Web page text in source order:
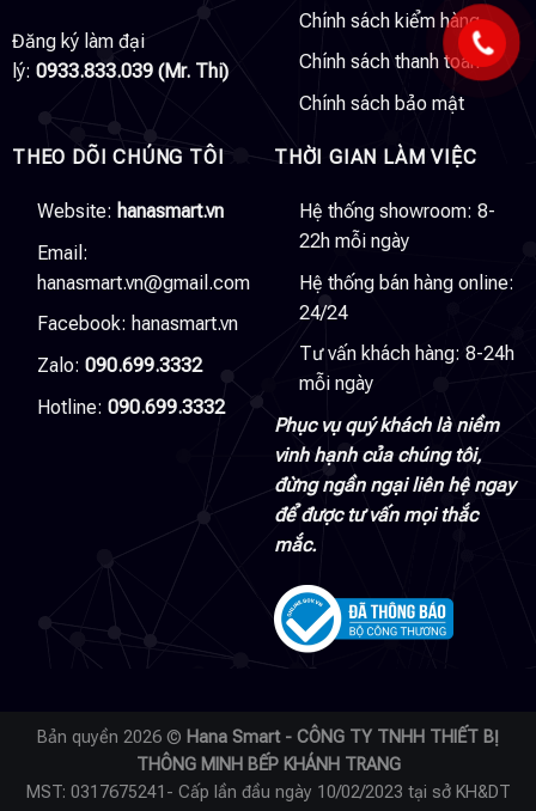
Đăng ký làm đại
lý: 0933.833.039 (Mr. Thi)
Chính sách kiểm hàng
Chính sách thanh toán
Chính sách bảo mật
THEO DÕI CHÚNG TÔI
Website: hanasmart.vn
Email:
hanasmart.vn@gmail.com
Facebook: hanasmart.vn
Zalo: 090.699.3332
Hotline: 090.699.3332
THỜI GIAN LÀM VIỆC
Hệ thống showroom: 8-
22h mỗi ngày
Hệ thống bán hàng online:
24/24
Tư vấn khách hàng: 8-24h
mỗi ngày
Phục vụ quý khách là niềm
vinh hạnh của chúng tôi,
đừng ngần ngại liên hệ ngay
để được tư vấn mọi thắc
mắc.
Bản quyền 2026 © Hana Smart - CÔNG TY TNHH THIẾT BỊ
THÔNG MINH BẾP KHÁNH TRANG
MST: 0317675241- Cấp lần đầu ngày 10/02/2023 tại sở KH&DT